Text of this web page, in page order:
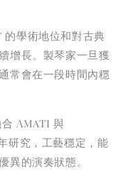
學術地位和對古典
增長。製琴家一旦獲
常會在一段時間內穩
合 Amati 與
究，工藝穩定，能
異的演奏狀態。